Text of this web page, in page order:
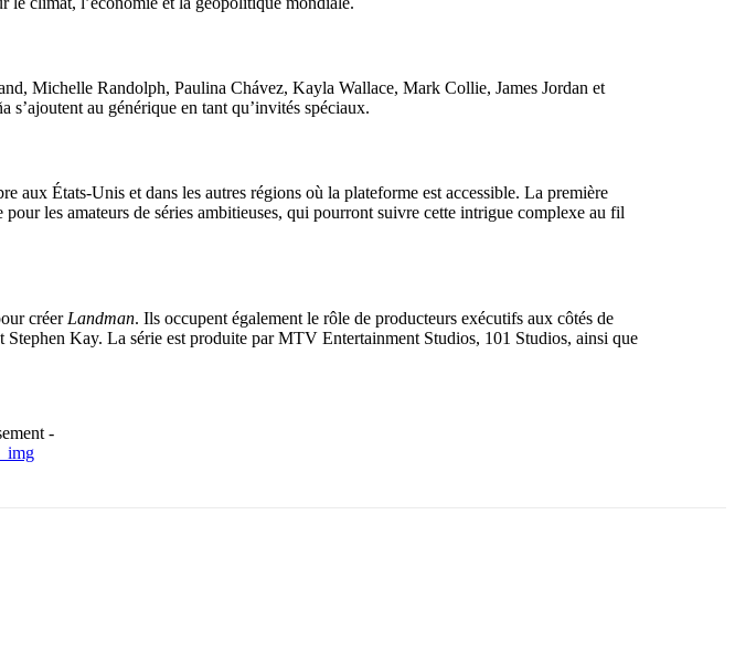
Michelle Randolph, Paulina Chávez, Kayla Wallace, Mark Collie, James Jordan et
au générique en tant qu’invités spéciaux.
aux États-Unis et dans les autres régions où la plateforme est accessible. La première
les amateurs de séries ambitieuses, qui pourront suivre cette intrigue complexe au fil
créer Landman. Ils occupent également le rôle de producteurs exécutifs aux côtés de
Kay. La série est produite par MTV Entertainment Studios, 101 Studios, ainsi que
-